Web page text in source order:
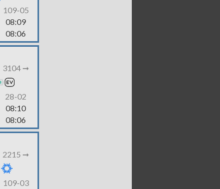
109-05
08:09
08:06
3104 ➞
28-02
08:10
08:06
2215 ➞
109-03